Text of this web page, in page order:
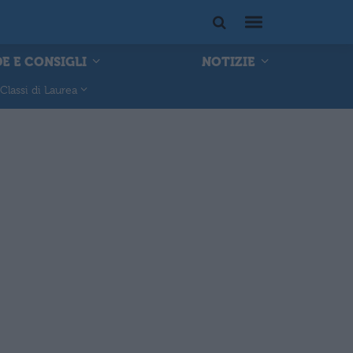
E CONSIGLI NOTIZIE
Classi di Laurea